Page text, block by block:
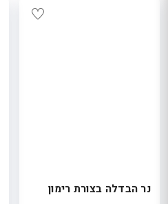
נר הבדלה בצורת רימון